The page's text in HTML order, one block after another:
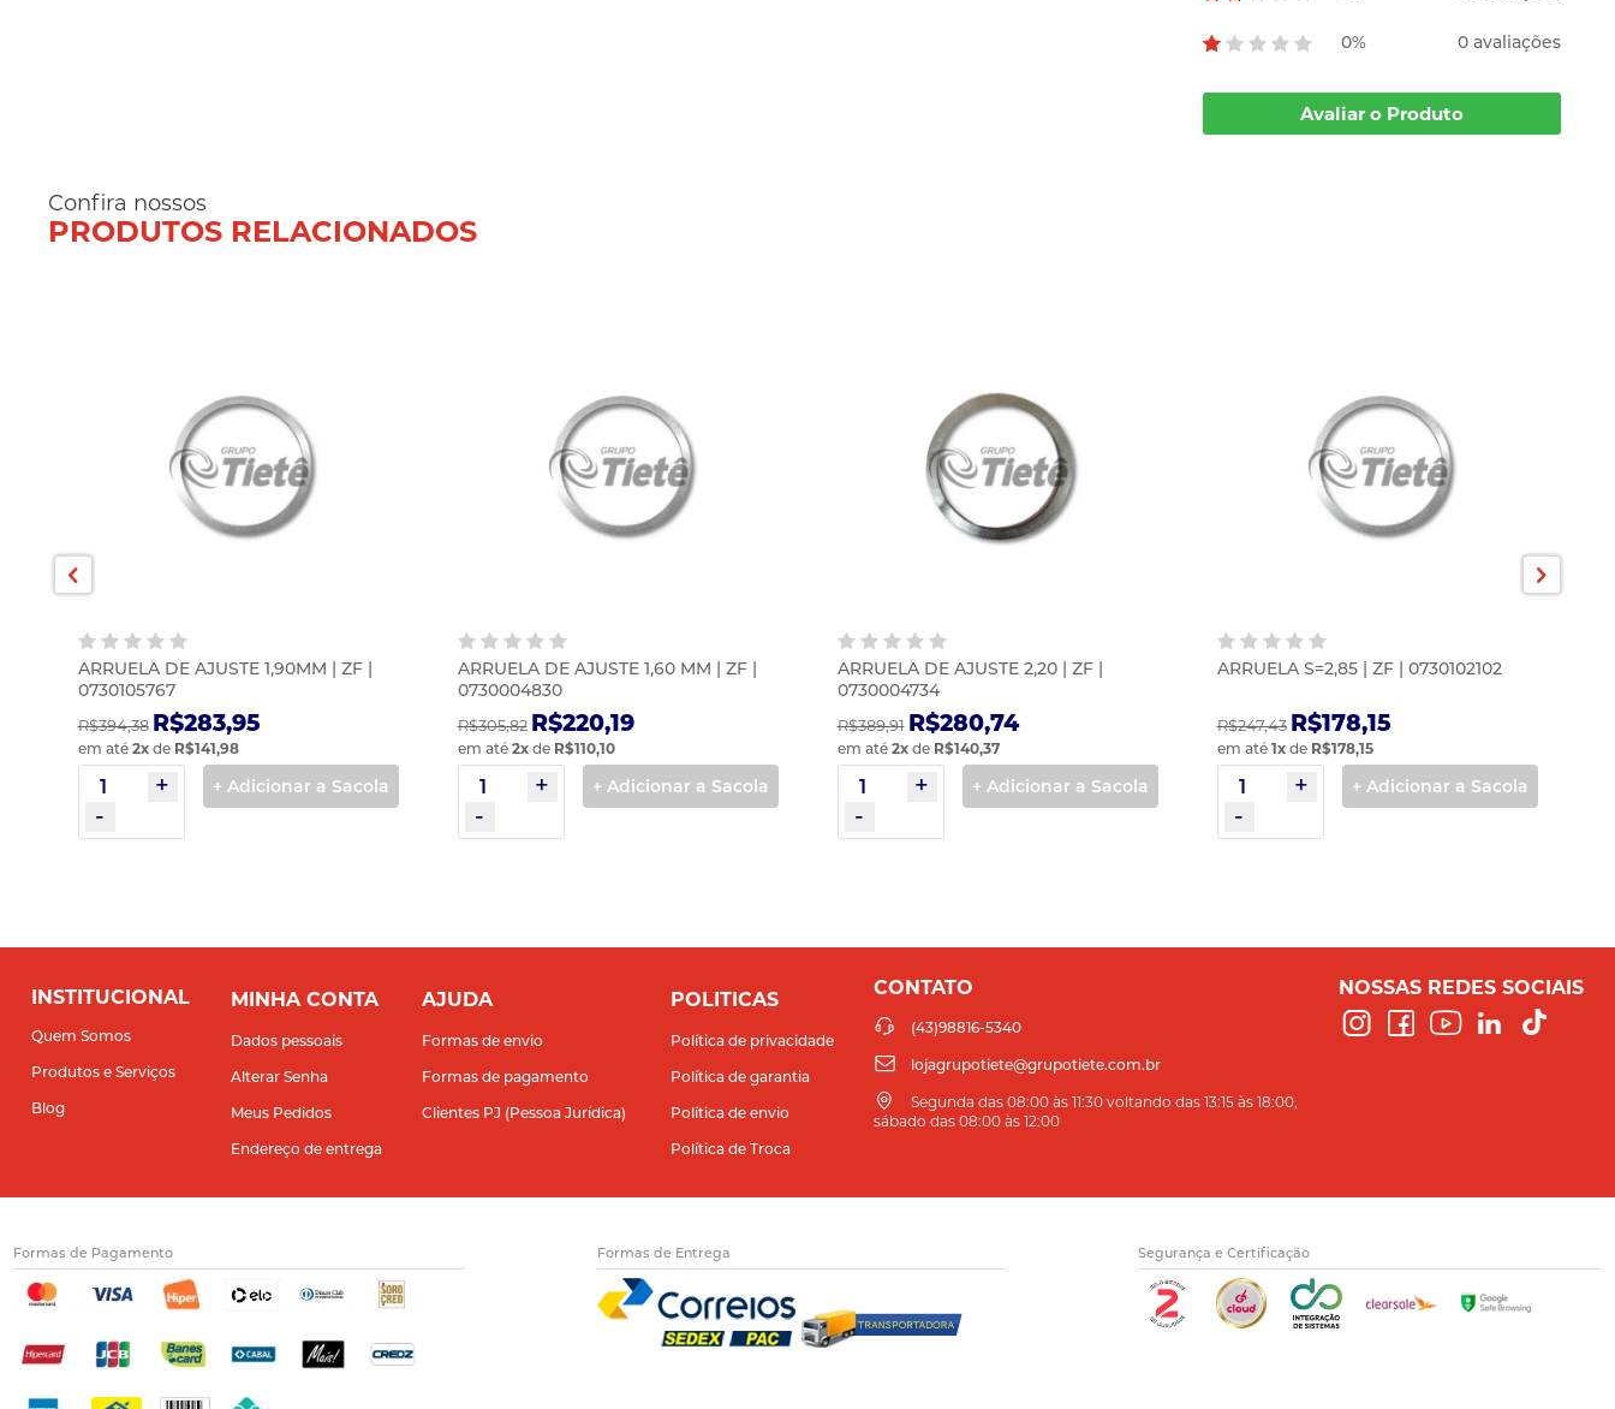
0% 0 avaliações
Avaliar o Produto
Confira nossos
PRODUTOS RELACIONADOS
ARRUELA DE AJUSTE 1,90MM | ZF |
0730105767
R$394,38 R$283,95
em até 2xde R$141,98
+ Adicionar a Sacola
ARRUELA DE AJUSTE 1,60 MM | ZF |
0730004830
R$305,82 R$220,19
em até 2xde R$110,10
+ Adicionar a Sacola
ARRUELA DE AJUSTE 2,20 | ZF |
0730004734
R$389,91 R$280,74
em até 2xde R$140,37
+ Adicionar a Sacola
ARRUELA S=2,85 | ZF | 0730102102
R$247,43 R$178,15
em até 1xde R$178,15
+ Adicionar a Sacola
INSTITUCIONAL
Quem Somos
Produtos e Serviços
Blog
MINHA CONTA
Dados pessoais
Alterar Senha
Meus Pedidos
Endereço de entrega
AJUDA
Formas de envio
Formas de pagamento
Clientes PJ (Pessoa Jurídica)
POLITICAS
Política de privacidade
Política de garantia
Política de envio
Política de Troca
CONTATO
(43)98816-5340
lojagrupotiete@grupotiete.com.br
Segunda das 08:00 às 11:30 voltando das 13:15 às 18:00,
sábado das 08:00 às 12:00
NOSSAS REDES SOCIAIS
Formas de Pagamento Formas de Entrega Segurança e Certificação